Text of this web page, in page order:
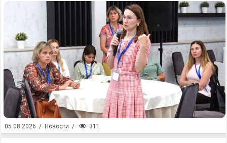
05.08.2026 / Новости / 311